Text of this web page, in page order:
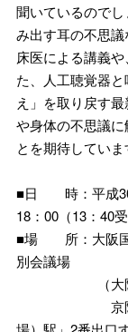
聞いているので
み出す耳の不思
床医による講義
た、人工聴覚器
え」を取り戻す
や身体の不思議
とを期待していま
■日 時：平成30
18：00（13：40受
■場 所：大阪国
別会議場
（大阪府大
京阪電車中